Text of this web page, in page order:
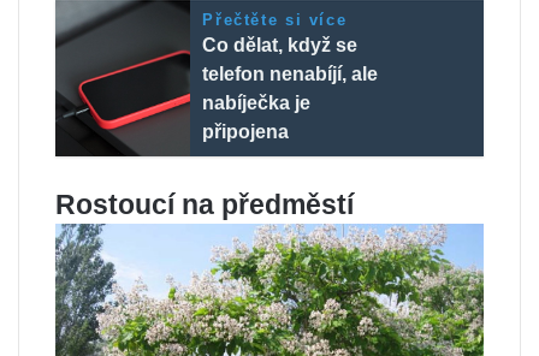
Přečtěte si více
Co dělat, když se
telefon nenabíjí, ale
nabíječka je
připojena
Rostoucí na předměstí